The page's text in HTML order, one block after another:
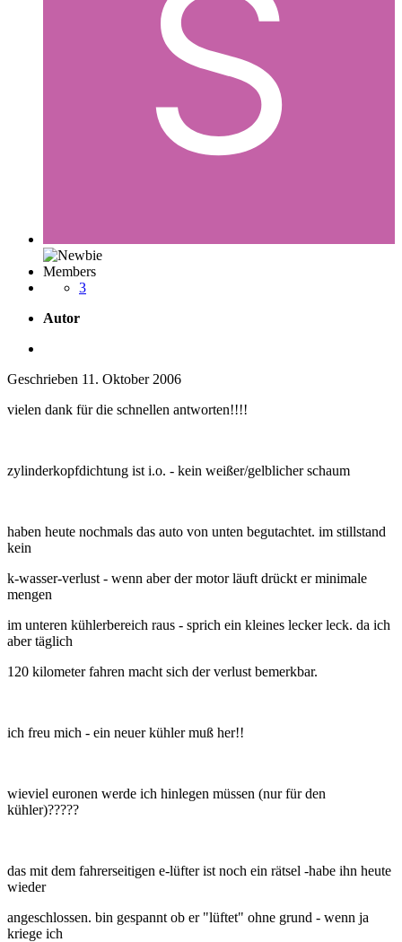
Members
3
Autor
Geschrieben 11. Oktober 2006
vielen dank für die schnellen antworten!!!!
zylinderkopfdichtung ist i.o. - kein weißer/gelblicher schaum
haben heute nochmals das auto von unten begutachtet. im stillstand
kein
k-wasser-verlust - wenn aber der motor läuft drückt er minimale
mengen
im unteren kühlerbereich raus - sprich ein kleines lecker leck. da ich
aber täglich
120 kilometer fahren macht sich der verlust bemerkbar.
ich freu mich - ein neuer kühler muß her!!
wieviel euronen werde ich hinlegen müssen (nur für den
kühler)?????
das mit dem fahrerseitigen e-lüfter ist noch ein rätsel -habe ihn heute
wieder
angeschlossen. bin gespannt ob er "lüftet" ohne grund - wenn ja
kriege ich